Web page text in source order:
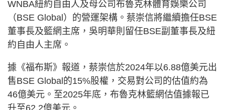
WNBA紐約自由人及母公司布魯克林體育娛樂公司
（BSE Global）的營運架構。蔡崇信將繼續擔任BSE
董事長及籃網主席，吳明華則留任BSE副董事長及紐
約自由人主席。
據《福布斯》報道，蔡崇信於2024年以6.88億美元出
售BSE Global的15%股權，交易對公司的估值約為
46億美元。至2025年底，布魯克林籃網估值據報已
升至62.2億美元。